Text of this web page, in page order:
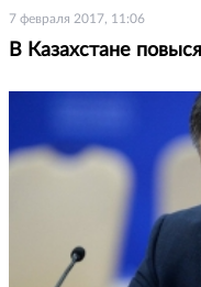
7 февраля 2017, 11:06
В Казахстане